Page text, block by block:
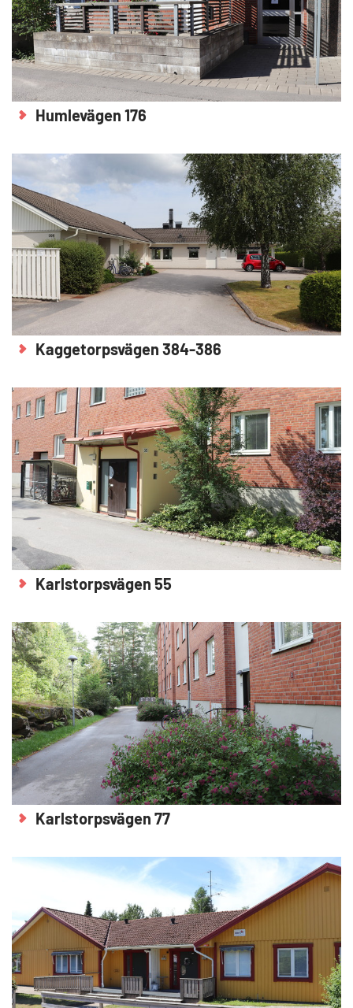
Humlevägen 176
Kaggetorpsvägen 384-386
Karlstorpsvägen 55
Karlstorpsvägen 77